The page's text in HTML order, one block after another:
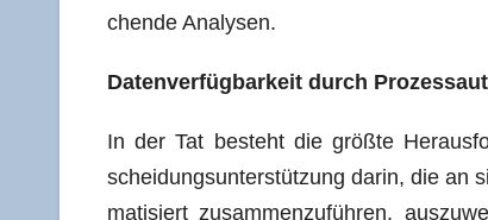
chen­de Analysen.
Daten­ver­füg­bar­keit durch
In der Tat besteht die größ­te
schei­dungs­un­ter­stüt­zung dar­in, die an
ma­ti­siert zusam­men­zu­füh­ren,